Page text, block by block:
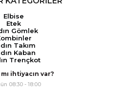
Elbise
Etek
Gömlek
Takım
Kaban
Trençkot
mı ihtiyacın var?
08:30 - 18:00